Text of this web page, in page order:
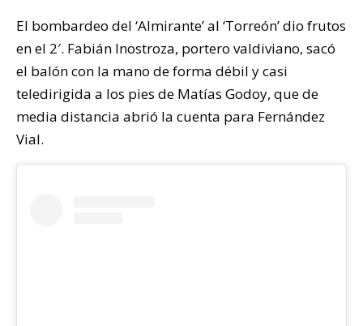
El bombardeo del ‘Almirante’ al ‘Torreón’ dio frutos
en el 2′. Fabián Inostroza, portero valdiviano, sacó
el balón con la mano de forma débil y casi
teledirigida a los pies de Matías Godoy, que de
media distancia abrió la cuenta para Fernández
Vial.